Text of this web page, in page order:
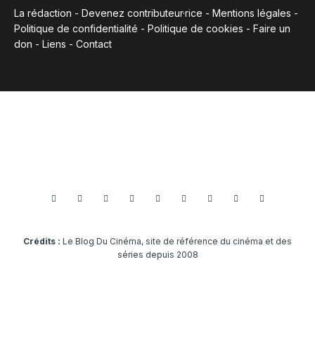
La rédaction - Devenez contributeur·rice - Mentions légales -
Politique de confidentialité - Politique de cookies - Faire un
don - Liens - Contact
Crédits : Le Blog Du Cinéma, site de référence du cinéma et des
séries depuis 2008